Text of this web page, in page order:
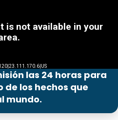
las 24 horas para
los hechos que
mundo.